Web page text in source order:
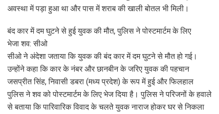
अवस्था में पड़ा हुआ था और पास में शराब की खाली बोतल भी मिली।
बंद कार में दम घुटने से हुई युवक की मौत, पुलिस ने पोस्टमार्टम के लिए
भेजा शव: सीओ
सीओ ने अंदेशा जताया कि युवक की बंद कार में दम घुटने से मौत हो गई।
उन्होंने कहा कि कार के नंबर और छानबीन के जरिए युवक की पहचान
जसप्रीत सिंह, निवासी डबरा (मध्य प्रदेश) के रूप में हुई और फिलहाल
पुलिस ने शव को पोस्टमार्टम के लिए भेज दिया है। पुलिस ने परिजनों के हवाले
से बताया कि पारिवारिक विवाद के चलते युवक नाराज होकर घर से निकला